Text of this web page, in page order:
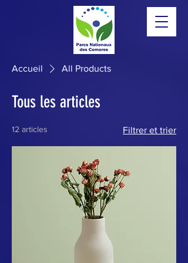
Accueil All Products
Tous les articles
12 articles Filtrer et trier